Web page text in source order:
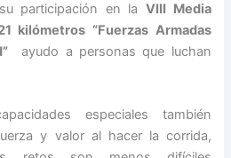
participación en la VIII Media
kilómetros “Fuerzas Armadas
ayudo a personas que luchan
especiales también
y valor al hacer la corrida,